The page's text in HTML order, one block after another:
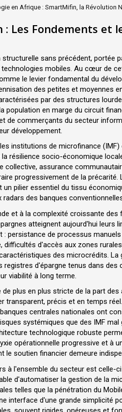
en Afrique : SmartMifin, la Révolution
Les Fondements et
sans précédent, portée
mobiles. Au cœur de
le levier fondamental du
des petites et moyennes
par des structures
population en marge du circuit
de commerçants du secteur
développement.
institutions de microfinance
résilience socio-économique
collective, assurance
progressivement de la précarité.
pilier essentiel du tissu
des banques
et à la complexité croissante des
atteignent aujourd'hui leurs
persistance de processus
difficultés d'accès aux zones
des microcrédits. La
d'épargne tenus dans
viabilité à long terme.
plus en plus stricte de la part
précis et en temps
centrales nationales ont
systémiques que des IMF
technologique robuste
opérationnelle progressive et à
le soutien financier demeure
à l'ensemble du secteur est celle-
d'automatiser la gestion de la
telles que la pénétration du
interface d'une grande simplicité